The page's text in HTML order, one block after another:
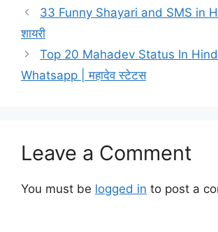
33 Funny Shayari and SMS in
शायरी
Top 20 Mahadev Status In
Whatsapp | महादेव स्टेटस
Leave a Comment
You must be logged in to post a